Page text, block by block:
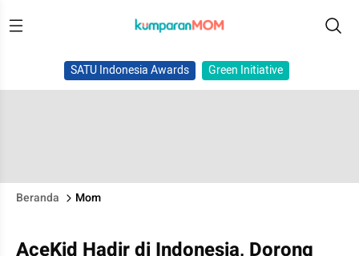
SATU Indonesia Awards Green Initiative
Beranda Mom
AceKid Hadir di Indonesia, Dorong